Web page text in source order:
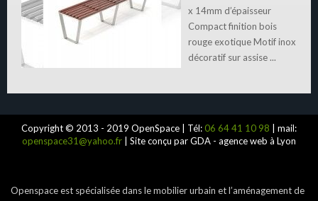
x 14mm d’épaisseur
Compact finition bois
rouge exotique Motif inox
décoratif sur assise ...
Copyright © 2013 - 2019 OpenSpace | Tél:06 64 41 10 98 | mail:
openspace31@yahoo.fr | Site conçu par GDA - agence web à Lyon
Openspace est spécialisée dans le mobilier urbain et l’aménagement de